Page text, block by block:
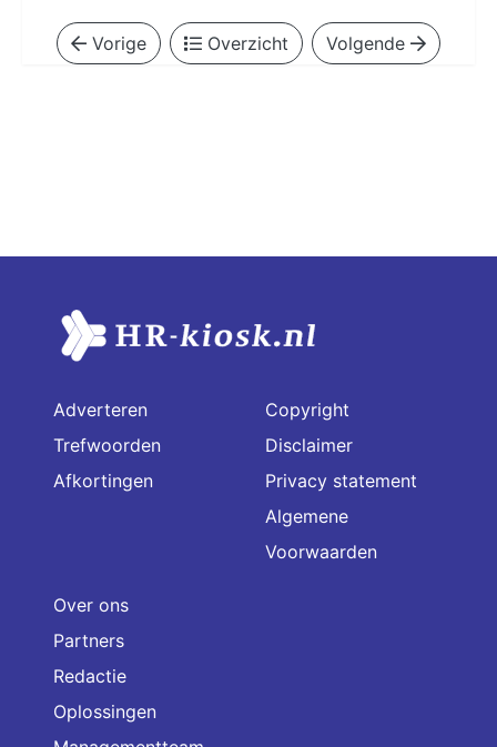
Vorige Overzicht Volgende
Adverteren
Trefwoorden
Afkortingen
Copyright
Disclaimer
Privacy statement
Algemene
Voorwaarden
Over ons
Partners
Redactie
Oplossingen